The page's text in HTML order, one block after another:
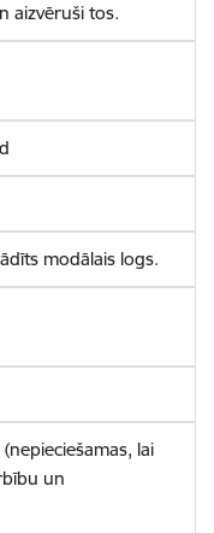
aizvēruši tos.
modālais logs.
lai
un